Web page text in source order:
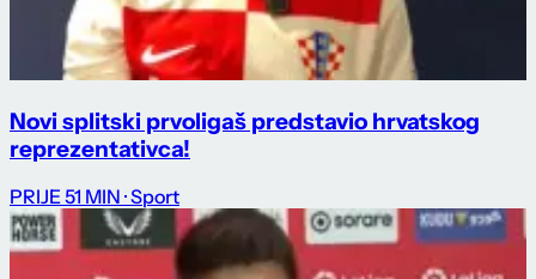
Novi splitski prvoligaš predstavio hrvatskog
reprezentativca!
PRIJE 51 MIN · Sport